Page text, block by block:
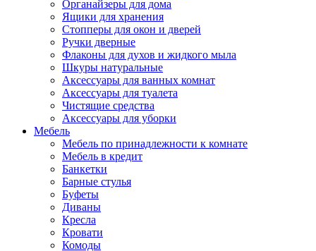
Органайзеры для дома
Ящики для хранения
Стопперы для окон и дверей
Ручки дверные
Флаконы для духов и жидкого мыла
Шкуры натуральные
Аксессуары для ванных комнат
Аксессуары для туалета
Чистящие средства
Аксессуары для уборки
Мебель
Мебель по принадлежности к комнате
Мебель в кредит
Банкетки
Барные стулья
Буфеты
Диваны
Кресла
Кровати
Комоды